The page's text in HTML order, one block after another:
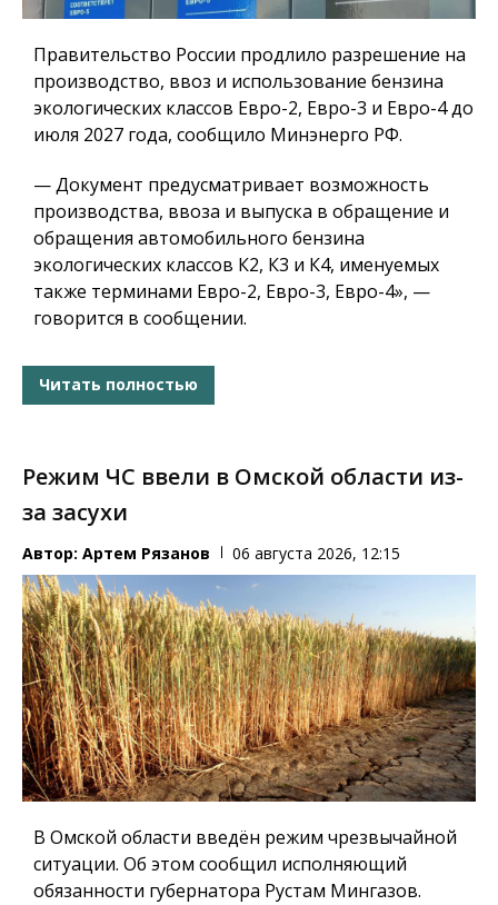
Правительство России продлило разрешение на
производство, ввоз и использование бензина
экологических классов Евро-2, Евро-3 и Евро-4 до
июля 2027 года, сообщило Минэнерго РФ.
— Документ предусматривает возможность
производства, ввоза и выпуска в обращение и
обращения автомобильного бензина
экологических классов К2, К3 и К4, именуемых
также терминами Евро-2, Евро-3, Евро-4», —
говорится в сообщении.
Читать полностью
Режим ЧС ввели в Омской области из-
за засухи
Автор: Артем Рязанов 06 августа 2026, 12:15
В Омской области введён режим чрезвычайной
ситуации. Об этом сообщил исполняющий
обязанности губернатора Рустам Мингазов.